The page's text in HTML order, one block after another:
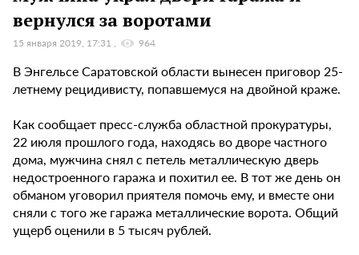
вернулся за воротами
15 января 2019, 17:31 964
В Энгельсе Саратовской области вынесен приговор 25-
летнему рецидивисту, попавшемуся на двойной краже.
Как сообщает пресс-служба областной прокуратуры,
22 июля прошлого года, находясь во дворе частного
дома, мужчина снял с петель металлическую дверь
недостроенного гаража и похитил ее. В тот же день он
обманом уговорил приятеля помочь ему, и вместе они
сняли с того же гаража металлические ворота. Общий
ущерб оценили в 5 тысяч рублей.